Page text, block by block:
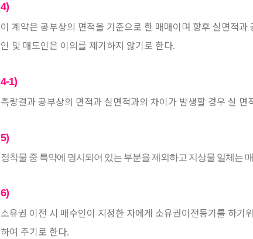
4)
이 계약은 공부상의 면적을 기준으로 한 매매이며 향후 실면적
인 및 매도인은 이의를 제기하지 않기로 한다.
4-1)
측량결과 공부상의 면적과 실면적과의 차이가 발생할 경우 실 면
5)
정착물 중 특약에 명시되어 있는 부분을 제외하고 지상물 일체는
6)
소유권 이전 시 매수인이 지정한 자에게 소유권이전등기를 하기
하여 주기로 한다.